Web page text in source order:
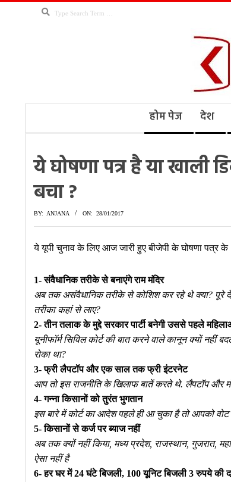
Search
होम पेज देश
ये घोषणा पत्र है या खाली
बचा ?
BY: ANJANA ON: 28/01/2017
ये यूपी चुनाव के लिए आज जारी हुए बीजेपी के घोषणा पत्र के
1- संवैधानिक तरीके से बनाएंगे राम मंदिर
अब तक असंवैधानिक तरीके से कोशिश कर रहे थे क्या? पूरे
तरीका कहां से लाए?
2- तीन तलाक के मुद्दे सरकार पार्टी बनेगी उससे पहले
यूनीफॉर्म सिविल कोर्ट की बात करने वाले कानून क्यों नहीं
रोका था?
3- फ्री लैपटॉप और एक साल तक फ्री इंटरनेट
आप तो इस राजनीति के खिलाफ बातें करते थे. लैपटॉप और
4- गन्ना किसानों को तुरंत भुगतान
इस बारे में कोर्ट का आदेश पहले ही आ चुका है तो आपको
5- किसानों से कर्ज पर ब्याज नहीं
अब तक क्यों नहीं किया, मध्य प्रदेश, राजस्थान, गुजरात,
ऐसा नहीं है
6- हर घर में 24 घंटे बिजली, 100 यूनिट बिजली 3 रुपये की